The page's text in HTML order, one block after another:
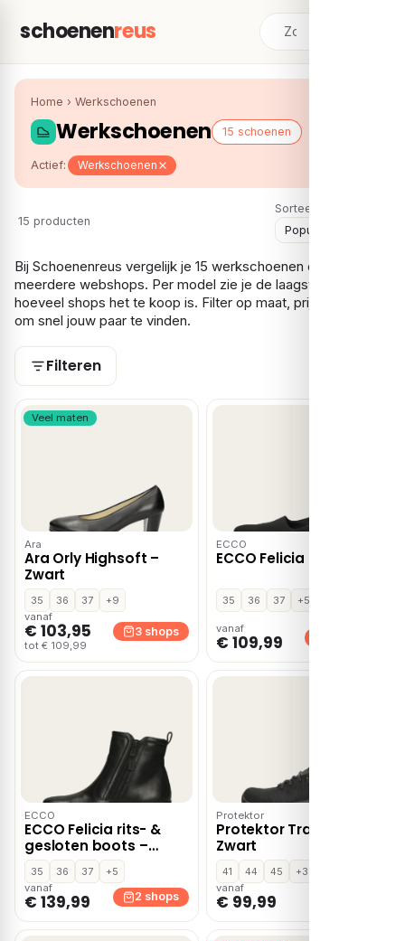
schoenenreus
Home › Werkschoenen
Werkschoenen 15 schoenen
Actief: Werkschoenen
15 producten
Sorteer:
Bij Schoenenreus vergelijk je 15 werkschoenen over
meerdere webshops. Per model zie je de laagste prijs en bij
hoeveel shops het te koop is. Filter op maat, prijs en gender
om snel jouw paar te vinden.
Filteren
Veel maten
Ara
Ara Orly Highsoft –
Zwart
35 36 37
+9
vanaf
€ 103,95
tot € 109,99
3 shops
ECCO
ECCO Felicia – Zwart
35 36 37 +5
vanaf
€ 109,99
ECCO
ECCO Felicia rits- &
gesloten boots –
Zwart
35 36 37
+5
vanaf
€ 139,99 2 shops
Protektor
Protektor Trax Light –
Zwart
41 44 45
+3
vanaf
€ 99,99